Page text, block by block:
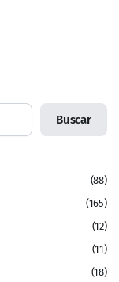
Buscar
(88)
(165)
(12)
(11)
(18)